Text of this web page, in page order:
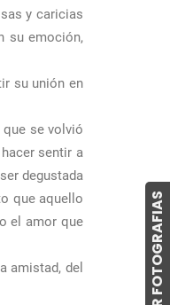
y caricias
su emoción,
su unión en
se volvió
sentir a
degustada
que aquello
el amor que
amistad, del